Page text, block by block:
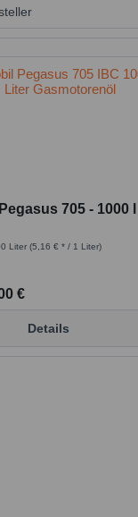
705 - 1000 l
Liter(5,16 € * / 1 Liter)
€
Details